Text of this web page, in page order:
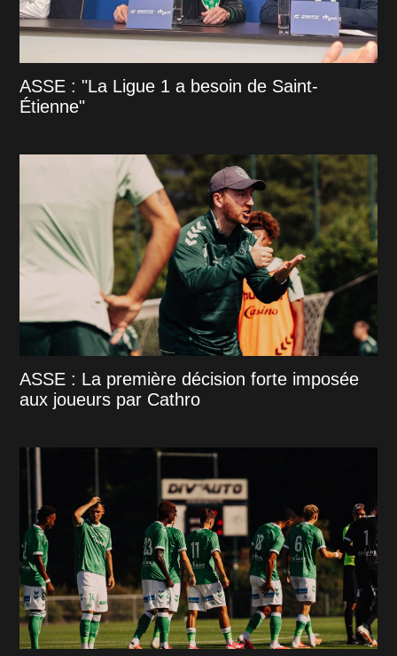
ASSE : "La Ligue 1 a besoin de Saint-
Étienne"
ASSE : La première décision forte imposée
aux joueurs par Cathro